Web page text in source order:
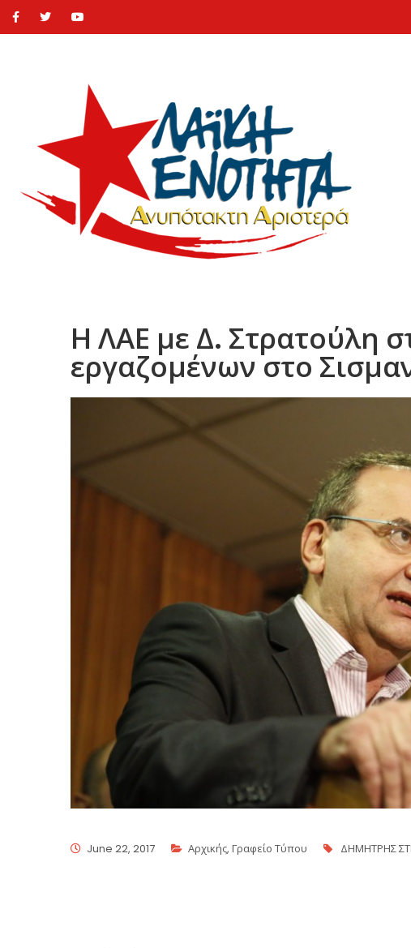
Η ΛΑΕ με Δ. Στρατούλη
εργαζομένων στο
June 22, 2017 Αρχικής, Γραφείο Τύπου ΔΗΜΗΤΡΗΣ